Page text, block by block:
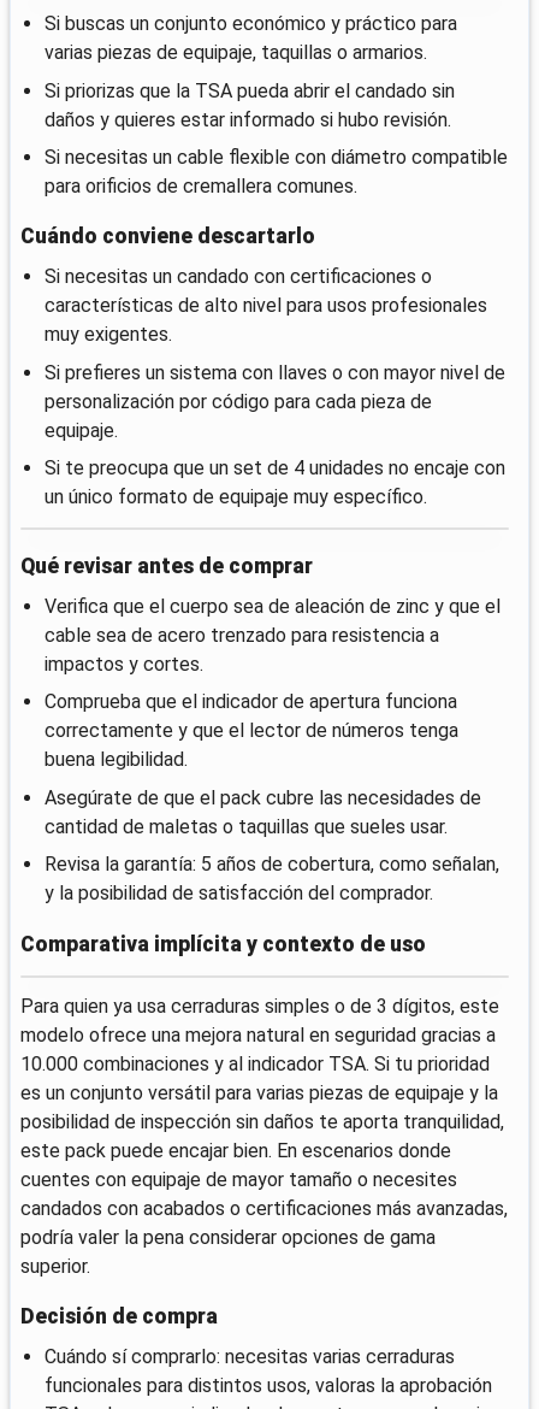
Si buscas un conjunto económico y práctico para
varias piezas de equipaje, taquillas o armarios.
Si priorizas que la TSA pueda abrir el candado sin
daños y quieres estar informado si hubo revisión.
Si necesitas un cable flexible con diámetro compatible
para orificios de cremallera comunes.
Cuándo conviene descartarlo
Si necesitas un candado con certificaciones o
características de alto nivel para usos profesionales
muy exigentes.
Si prefieres un sistema con llaves o con mayor nivel de
personalización por código para cada pieza de
equipaje.
Si te preocupa que un set de 4 unidades no encaje con
un único formato de equipaje muy específico.
Qué revisar antes de comprar
Verifica que el cuerpo sea de aleación de zinc y que el
cable sea de acero trenzado para resistencia a
impactos y cortes.
Comprueba que el indicador de apertura funciona
correctamente y que el lector de números tenga
buena legibilidad.
Asegúrate de que el pack cubre las necesidades de
cantidad de maletas o taquillas que sueles usar.
Revisa la garantía: 5 años de cobertura, como señalan,
y la posibilidad de satisfacción del comprador.
Comparativa implícita y contexto de uso
Para quien ya usa cerraduras simples o de 3 dígitos, este
modelo ofrece una mejora natural en seguridad gracias a
10.000 combinaciones y al indicador TSA. Si tu prioridad
es un conjunto versátil para varias piezas de equipaje y la
posibilidad de inspección sin daños te aporta tranquilidad,
este pack puede encajar bien. En escenarios donde
cuentes con equipaje de mayor tamaño o necesites
candados con acabados o certificaciones más avanzadas,
podría valer la pena considerar opciones de gama
superior.
Decisión de compra
Cuándo sí comprarlo: necesitas varias cerraduras
funcionales para distintos usos, valoras la aprobación